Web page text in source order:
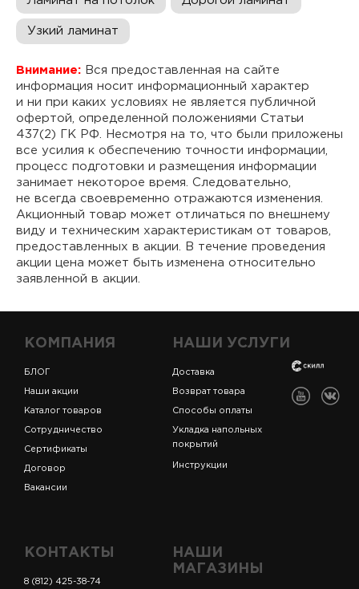
Узкий ламинат
Внимание: Вся предоставленная на сайте
информация носит информационный характер
и ни при каких условиях не является публичной
офертой, определенной положениями Статьи
437(2) ГК РФ. Несмотря на то, что были приложены
все усилия к обеспечению точности информации,
процесс подготовки и размещения информации
занимает некоторое время. Следовательно,
не всегда своевременно отражаются изменения.
Акционный товар может отличаться по внешнему
виду и техническим характеристикам от товаров,
предоставленных в акции. В течение проведения
акции цена может быть изменена относительно
заявленной в акции.
КОМПАНИЯ
БЛОГ
Наши акции
Каталог товаров
Сотрудничество
Сертификаты
Договор
Вакансии
НАШИ УСЛУГИ
Доставка
Возврат товара
Способы оплаты
Укладка напольных
покрытий
Инструкции
КОНТАКТЫ
8 (812) 425-38-74
НАШИ
МАГАЗИНЫ